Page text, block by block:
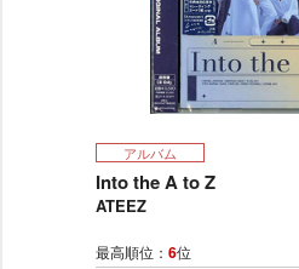
アルバム
Into the A to Z
ATEEZ
最高順位： 6位